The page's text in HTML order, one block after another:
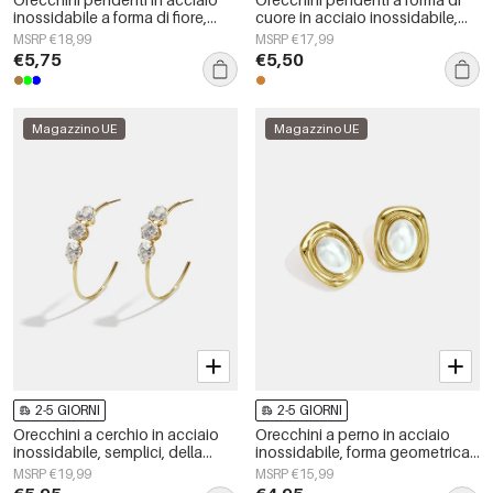
inossidabile a forma di fiore,
serie Daily Simple, gioielli da
donna
MSRP €18,99
€5,75
cuore in acciaio inossidabile,
semplici, della serie Daily
Simple, gioielli da donna.
MSRP €17,99
€5,50
Magazzino UE
2-5 GIORNI
Orecchini a cerchio in acciaio
inossidabile, semplici, della
serie Daily Simple, gioielli da
donna
MSRP €19,99
Magazzino UE
2-5 GIORNI
Orecchini a perno in acciaio
inossidabile, forma geometrica,
semplici, serie &quot;Daily
Simple&quot;, gioielli da donna.
MSRP €15,99